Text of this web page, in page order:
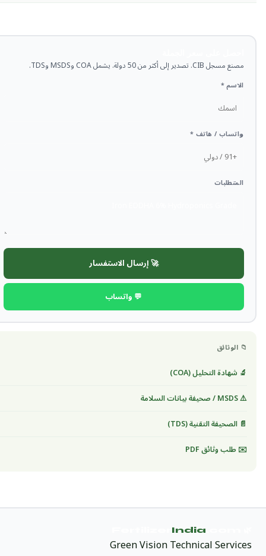
مصنع مسجل CIB. تصدير إلى أكثر من 50 دولة. يشمل COA وMSDS وTDS.
الاسم *
واتساب / هاتف *
المتطلبات
🚀 إرسال الاستفسار
💬 واتساب
📁 الوثائق
🔬 شهادة التحليل (COA)
⚠️ MSDS / صحيفة بيانات السلامة
📄 الصحيفة التقنية (TDS)
✉️ طلب وثائق PDF
India
Green Vision Technical Services